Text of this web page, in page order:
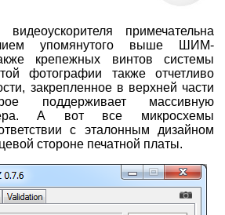
примечательна
упомянутого выше ШИМ-
крепежных винтов системы
фотографии также отчетливо
закрепленное в верхней части
поддерживает массивную
А вот все микросхемы
с эталонным дизайном
стороне печатной платы.